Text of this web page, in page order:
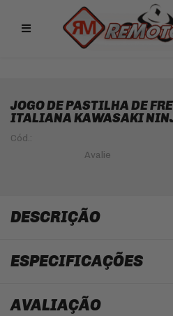
Remotox
JOGO DE PASTILHA DE
ITALIANA KAWASAKI
Cód.:
DESCRIÇÃO
ESPECIFICAÇÕES
AVALIAÇÃO